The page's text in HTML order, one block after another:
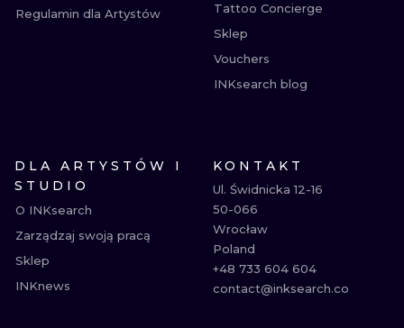
Regulamin dla Artystów
Tattoo Concierge
Sklep
Vouchers
INKsearch blog
DLA ARTYSTÓW I
STUDIO
O INKsearch
Zarządzaj swoją pracą
Sklep
INKnews
KONTAKT
Ul. Świdnicka 12-16
50-066
Wrocław
Poland
+48 733 604 604
contact@inksearch.co